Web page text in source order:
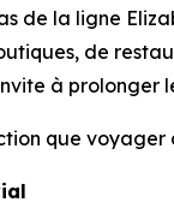
de la ligne
de
à prolonger
que voyager